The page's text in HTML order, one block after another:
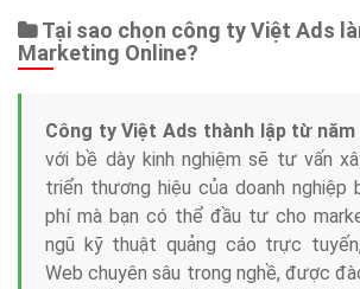
Tại sao chọn công ty Việt Ads
Marketing Online?
Công ty Việt Ads thành lập từ năm
với bề dày kinh nghiệm sẽ tư vấn
triển thương hiệu của doanh nghiệp
phí mà bạn có thể đầu tư cho
ngũ kỹ thuật quảng cáo trực
Web chuyên sâu trong nghề, được